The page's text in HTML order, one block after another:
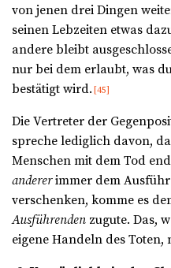
von jenen drei Dingen
seinen Lebzeiten etwas
andere bleibt
nur bei dem erlaubt, was
bestätigt wird. [45]
Die Vertreter der
spreche lediglich davon,
Menschen mit dem Tod
andererimmer dem
verschenken, komme es
Ausführenden zugute. Das,
eigene Handeln des